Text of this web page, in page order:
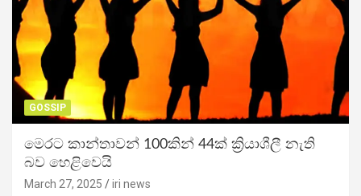
GOSSIP
මෙරට කාන්තාවන් 100කින් 44ක් ක්‍රියාශීලී නැති
බව හෙළිවෙයි
March 27, 2025 iri news